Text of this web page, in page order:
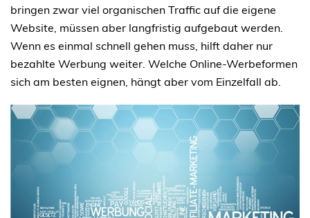
bringen zwar viel organischen Traffic auf die eigene
Website, müssen aber langfristig aufgebaut werden.
Wenn es einmal schnell gehen muss, hilft daher nur
bezahlte Werbung weiter. Welche Online-Werbeformen
sich am besten eignen, hängt aber vom Einzelfall ab.